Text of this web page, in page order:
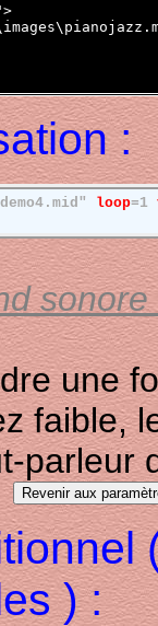
:
loop=1
une
faible,
parleur
) :